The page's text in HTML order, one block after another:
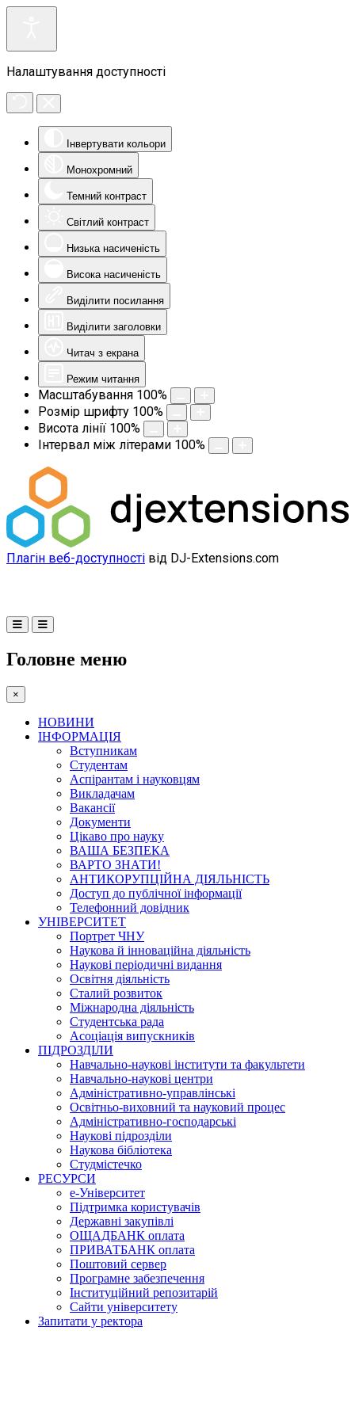
Налаштування доступності
Інвертувати кольори
Монохромний
Темний контраст
Світлий контраст
Низька насиченість
Висока насиченість
Виділити посилання
Виділити заголовки
Читач з екрана
Режим читання
Масштабування 100%
Розмір шрифту 100%
Висота лінії 100%
Інтервал між літерами 100%
Плагін веб-доступності від DJ-Extensions.com
Головне меню
×
НОВИНИ
ІНФОРМАЦІЯ
Вступникам
Студентам
Аспірантам і науковцям
Викладачам
Вакансії
Документи
Цікаво про науку
ВАША БЕЗПЕКА
ВАРТО ЗНАТИ!
АНТИКОРУПЦІЙНА ДІЯЛЬНІСТЬ
Доступ до публічної інформації
Телефонний довідник
УНІВЕРСИТЕТ
Портрет ЧНУ
Наукова й інноваційна діяльність
Наукові періодичні видання
Освітня діяльність
Сталий розвиток
Міжнародна діяльність
Студентська рада
Асоціація випускників
ПІДРОЗДІЛИ
Навчально-наукові інститути та факультети
Навчально-наукові центри
Адміністративно-управлінські
Освітньо-виховний та науковий процес
Адміністративно-господарські
Наукові підрозділи
Наукова бібліотека
Студмістечко
РЕСУРСИ
е-Університет
Підтримка користувачів
Державні закупівлі
ОЩАДБАНК оплата
ПРИВАТБАНК оплата
Поштовий сервер
Програмне забезпечення
Інституційний репозитарій
Сайти університету
Запитати у ректора